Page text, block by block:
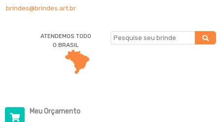
brindes@brindes.art.br
ATENDEMOS TODO
O BRASIL
Meu Orçamento